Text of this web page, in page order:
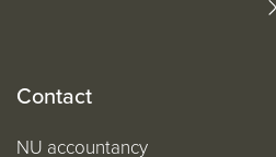
Contact
NU accountancy